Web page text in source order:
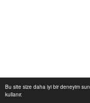
Bu site size daha iyi bir deneyim
kullanır.
Anasayfa